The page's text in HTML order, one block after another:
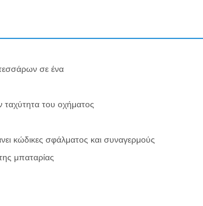
σε ένα
του οχήματος
κώδικες σφάλματος και συναγερμούς
μπαταρίας